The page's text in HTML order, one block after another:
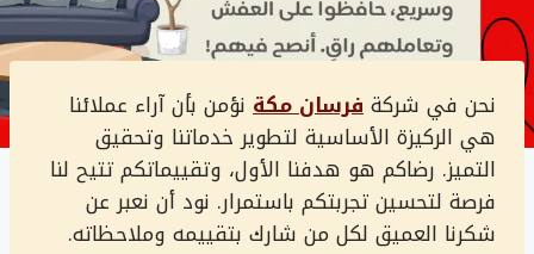
نحن في شركةفرسان مكة نؤمن بأن آراء عملائنا
هي الركيزة الأساسية لتطوير خدماتنا وتحقيق
التميز. رضاكم هو هدفنا الأول، وتقييماتكم تتيح لنا
فرصة لتحسين تجربتكم باستمرار. نود أن نعبر عن
شكرنا العميق لكل من شارك بتقييمه وملاحظاته.